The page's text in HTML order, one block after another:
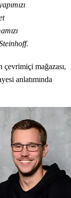
mağazası,
anlatımında